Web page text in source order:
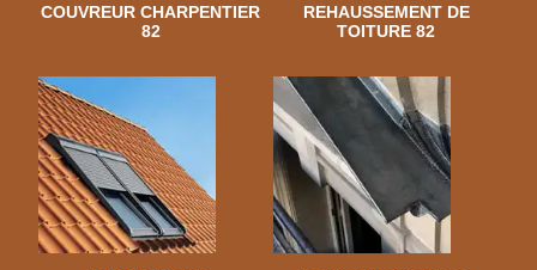
COUVREUR CHARPENTIER
82
REHAUSSEMENT DE
TOITURE 82